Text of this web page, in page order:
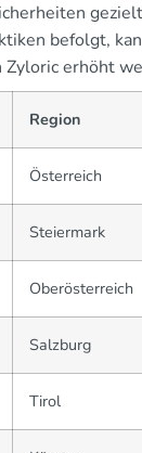
befolgt,
Zyloric erhöht
Region
Österreich
Steiermark
Oberösterreich
Salzburg
Tirol